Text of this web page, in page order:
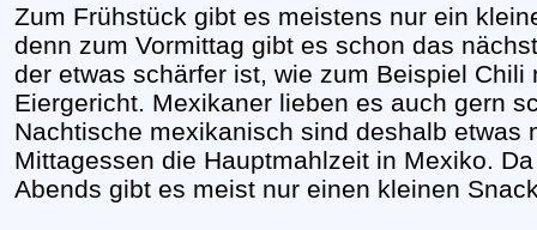
Zum Frühstück gibt es meistens nur ein
denn zum Vormittag gibt es schon das
der etwas schärfer ist, wie zum Beispiel
Eiergericht. Mexikaner lieben es auch gern
Nachtische mexikanisch sind deshalb etwas
Mittagessen die Hauptmahlzeit in Mexiko.
Abends gibt es meist nur einen kleinen